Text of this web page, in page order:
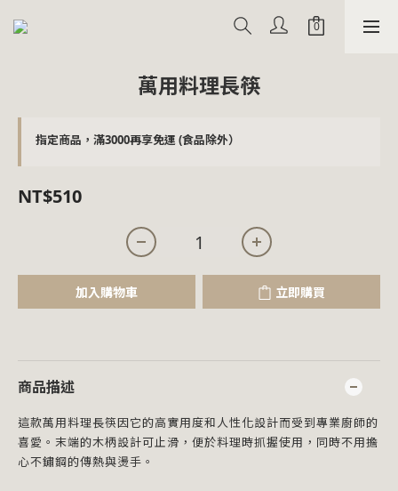
萬用料理長筷
指定商品，滿3000再享免運 (食品除外）
NT$510
加入購物車 立即購買
商品描述
這款萬用料理長筷因它的高實用度和人性化設計而受到專業廚師的
喜愛。末端的木柄設計可止滑，便於料理時抓握使用，同時不用擔
心不鏽鋼的傳熱與燙手。